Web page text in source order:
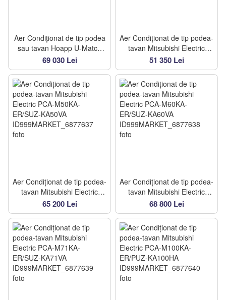
Aer Condiționat de tip podea
sau tavan Hoapp U-Match
HCZ-GP170YA3/HUHZ-
G170YA3
69 030 Lei
Aer Condiționat de tip podea-
tavan Mitsubishi Electric
PCA-M35KA-ER/SUZ-
KA35VA
51 350 Lei
Aer Condiționat de tip podea-
tavan Mitsubishi Electric
PCA-M50KA-ER/SUZ-
KA50VA
65 200 Lei
Aer Condiționat de tip podea-
tavan Mitsubishi Electric
PCA-M60KA-ER/SUZ-
KA60VA
68 800 Lei